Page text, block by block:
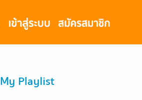
My Playlist